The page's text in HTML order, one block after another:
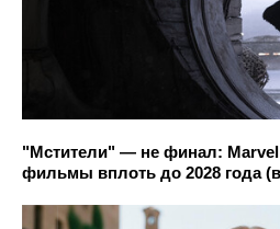
"Мстители" — не финал: Marvel
фильмы вплоть до 2028 года